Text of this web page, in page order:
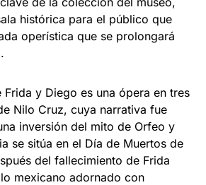
histórica para el público que
operística que se prolongará
Frida y Diego es una ópera en tres
Nilo Cruz, cuya narrativa fue
inversión del mito de Orfeo y
se sitúa en el Día de Muertos de
del fallecimiento de Frida
mexicano adornado con